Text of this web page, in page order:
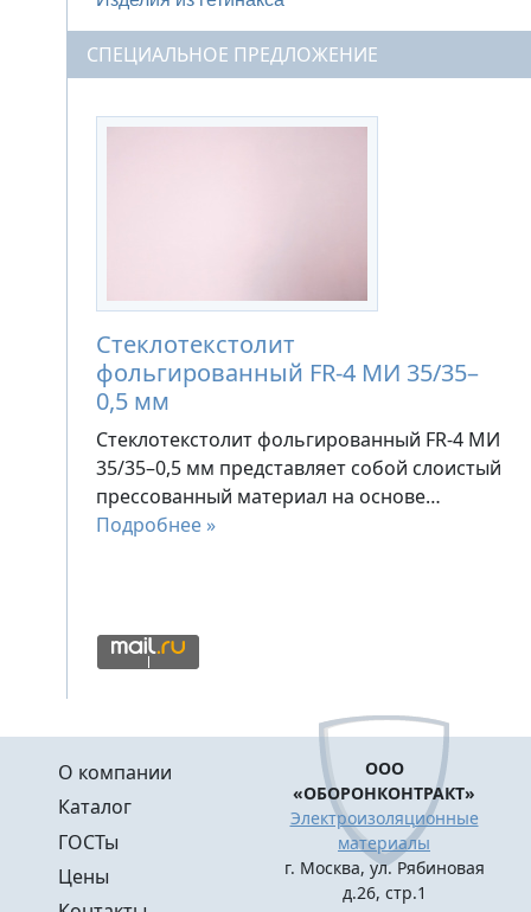
СПЕЦИАЛЬНОЕ ПРЕДЛОЖЕНИЕ
Стеклотекстолит
фольгированный FR-4 МИ 35/35–
0,5 мм
Стеклотекстолит фольгированный FR-4 МИ
35/35–0,5 мм представляет собой слоистый
прессованный материал на основе…
Подробнее »
Меню в подвале
О компании
Каталог
ГОСТы
Цены
ООО
«ОБОРОНКОНТРАКТ»
Электроизоляционные
материалы
г. Москва, ул. Рябиновая
д.26, стр.1